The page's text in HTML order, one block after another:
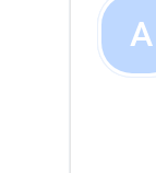
A